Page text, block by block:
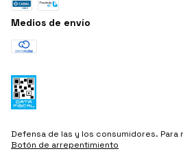
Medios de envío
Defensa de las y los consumidores. Para
Botón de arrepentimiento